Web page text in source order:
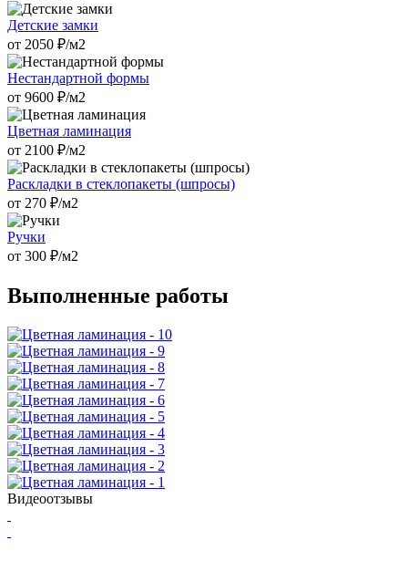
Детские замки
от 2050 ₽/м2
Нестандартной формы
от 9600 ₽/м2
Цветная ламинация
от 2100 ₽/м2
Раскладки в стеклопакеты (шпросы)
от 270 ₽/м2
Ручки
от 300 ₽/м2
Выполненные работы
Видеоотзывы